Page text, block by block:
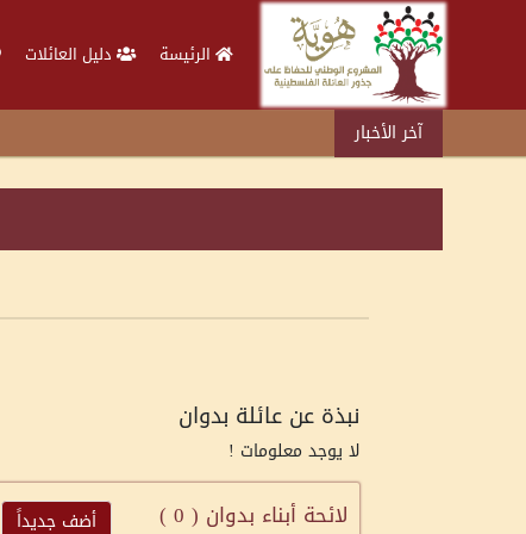
الرئيسة دليل العائلات
آخر الأخبار
نبذة عن عائلة بدوان
لا يوجد معلومات !
لائحة أبناء بدوان ( 0
) أضف جديداً